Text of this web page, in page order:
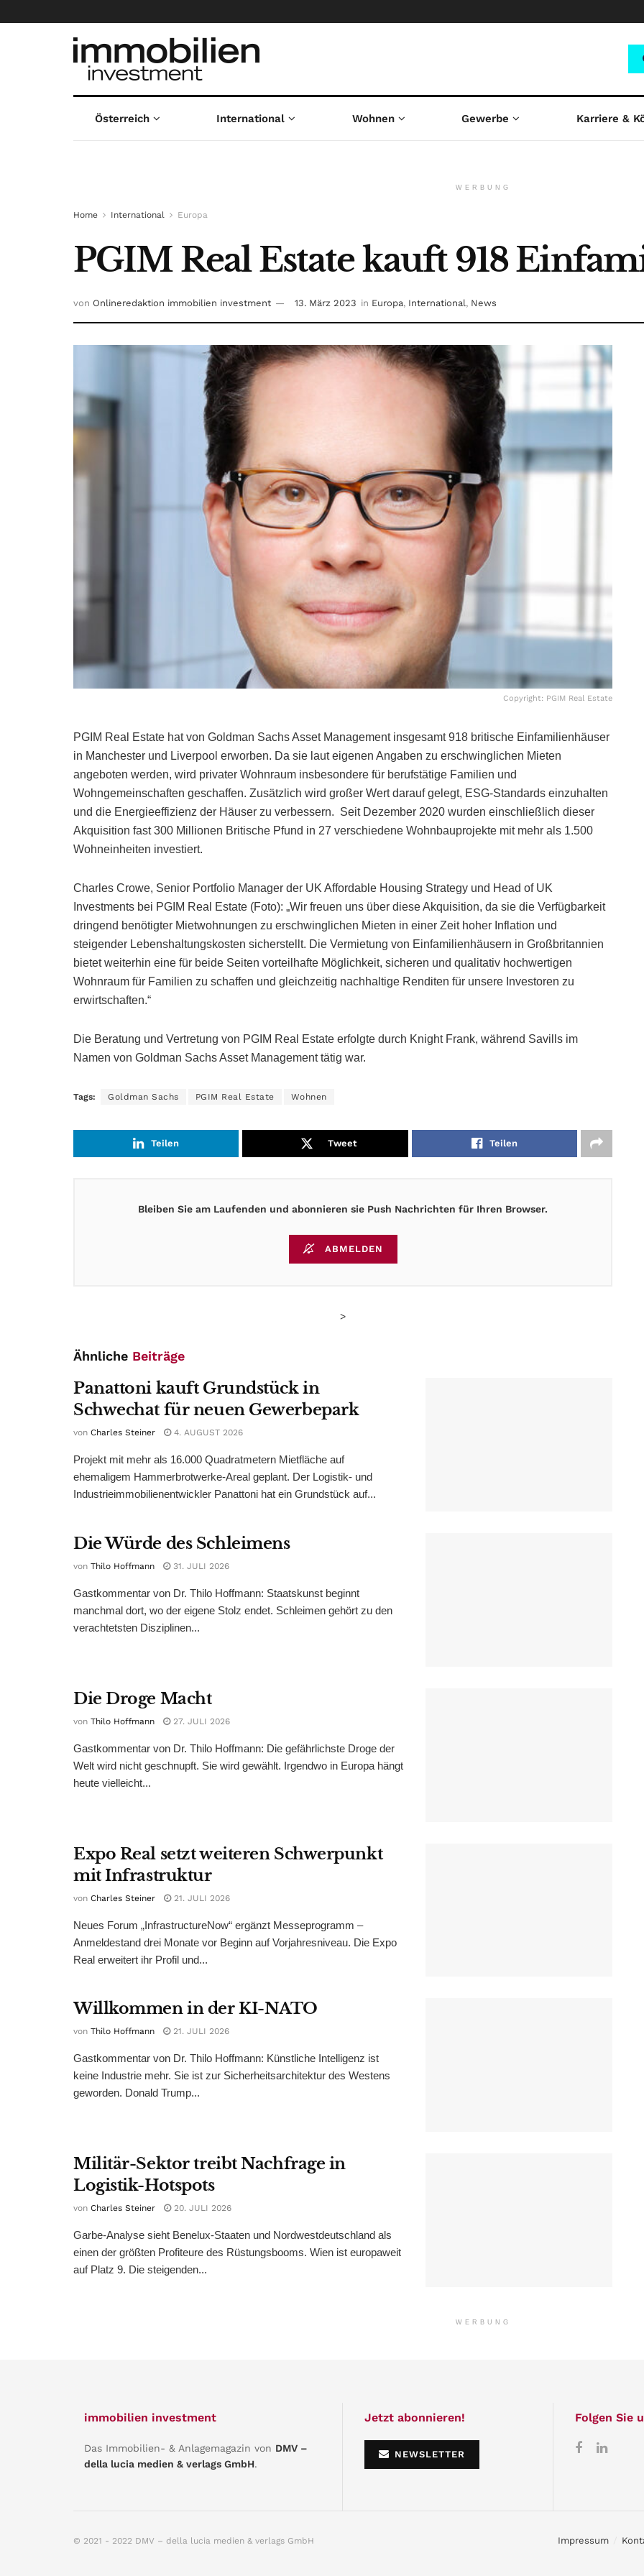
Österreich International Wohnen Gewerbe Karriere &
WERBUNG
Home International Europa
PGIM Real Estate kauft 918
von Onlineredaktion immobilien investment 13. März 2023 in Europa, International, News
Copyright: PGIM Real Estate
PGIM Real Estate hat von Goldman Sachs Asset Management insgesamt 918 britische Einfamilienhäuser
in Manchester und Liverpool erworben. Da sie laut eigenen Angaben zu erschwinglichen Mieten
angeboten werden, wird privater Wohnraum insbesondere für berufstätige Familien und
Wohngemeinschaften geschaffen. Zusätzlich wird großer Wert darauf gelegt, ESG-Standards einzuhalten
und die Energieeffizienz der Häuser zu verbessern. Seit Dezember 2020 wurden einschließlich dieser
Akquisition fast 300 Millionen Britische Pfund in 27 verschiedene Wohnbauprojekte mit mehr als 1.500
Wohneinheiten investiert.
Charles Crowe, Senior Portfolio Manager der UK Affordable Housing Strategy und Head of UK
Investments bei PGIM Real Estate (Foto): „Wir freuen uns über diese Akquisition, da sie die Verfügbarkeit
dringend benötigter Mietwohnungen zu erschwinglichen Mieten in einer Zeit hoher Inflation und
steigender Lebenshaltungskosten sicherstellt. Die Vermietung von Einfamilienhäusern in Großbritannien
bietet weiterhin eine für beide Seiten vorteilhafte Möglichkeit, sicheren und qualitativ hochwertigen
Wohnraum für Familien zu schaffen und gleichzeitig nachhaltige Renditen für unsere Investoren zu
erwirtschaften.“
Die Beratung und Vertretung von PGIM Real Estate erfolgte durch Knight Frank, während Savills im
Namen von Goldman Sachs Asset Management tätig war.
Tags: Goldman Sachs PGIM Real Estate Wohnen
Teilen Tweet Teilen
Bleiben Sie am Laufenden und abonnieren sie Push Nachrichten für Ihren Browser.
ABMELDEN
>
Ähnliche Beiträge
Panattoni kauft Grundstück in
Schwechat für neuen Gewerbepark
von Charles Steiner 4. AUGUST 2026
Projekt mit mehr als 16.000 Quadratmetern Mietfläche auf
ehemaligem Hammerbrotwerke-Areal geplant. Der Logistik- und
Industrieimmobilienentwickler Panattoni hat ein Grundstück auf...
Die Würde des Schleimens
von Thilo Hoffmann 31. JULI 2026
Gastkommentar von Dr. Thilo Hoffmann: Staatskunst beginnt
manchmal dort, wo der eigene Stolz endet. Schleimen gehört zu den
verachtetsten Disziplinen...
Die Droge Macht
von Thilo Hoffmann 27. JULI 2026
Gastkommentar von Dr. Thilo Hoffmann: Die gefährlichste Droge der
Welt wird nicht geschnupft. Sie wird gewählt. Irgendwo in Europa hängt
heute vielleicht...
Expo Real setzt weiteren Schwerpunkt
mit Infrastruktur
von Charles Steiner 21. JULI 2026
Neues Forum „InfrastructureNow“ ergänzt Messeprogramm –
Anmeldestand drei Monate vor Beginn auf Vorjahresniveau. Die Expo
Real erweitert ihr Profil und...
Willkommen in der KI-NATO
von Thilo Hoffmann 21. JULI 2026
Gastkommentar von Dr. Thilo Hoffmann: Künstliche Intelligenz ist
keine Industrie mehr. Sie ist zur Sicherheitsarchitektur des Westens
geworden. Donald Trump...
Militär-Sektor treibt Nachfrage in
Logistik-Hotspots
von Charles Steiner 20. JULI 2026
Garbe-Analyse sieht Benelux-Staaten und Nordwestdeutschland als
einen der größten Profiteure des Rüstungsbooms. Wien ist europaweit
auf Platz 9. Die steigenden...
WERBUNG
immobilien investment
Das Immobilien- & Anlagemagazin von DMV –
della lucia medien & verlags GmbH.
Jetzt abonnieren!
NEWSLETTER
Folgen Sie
Impressum
© 2021 - 2022 DMV – della lucia medien & verlags GmbH